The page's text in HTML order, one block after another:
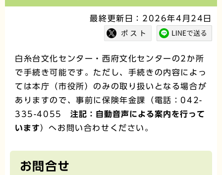
最終更新日：2026年4月24日
白糸台文化センター・西府文化センターの2か所
で手続き可能です。ただし、手続きの内容によっ
ては本庁（市役所）のみの取り扱いとなる場合が
ありますので、事前に保険年金課（電話：042-
335-4055注記：自動音声による案内を行って
います）へお問い合わせください。
お問合せ